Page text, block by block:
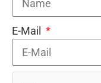
E-Mail